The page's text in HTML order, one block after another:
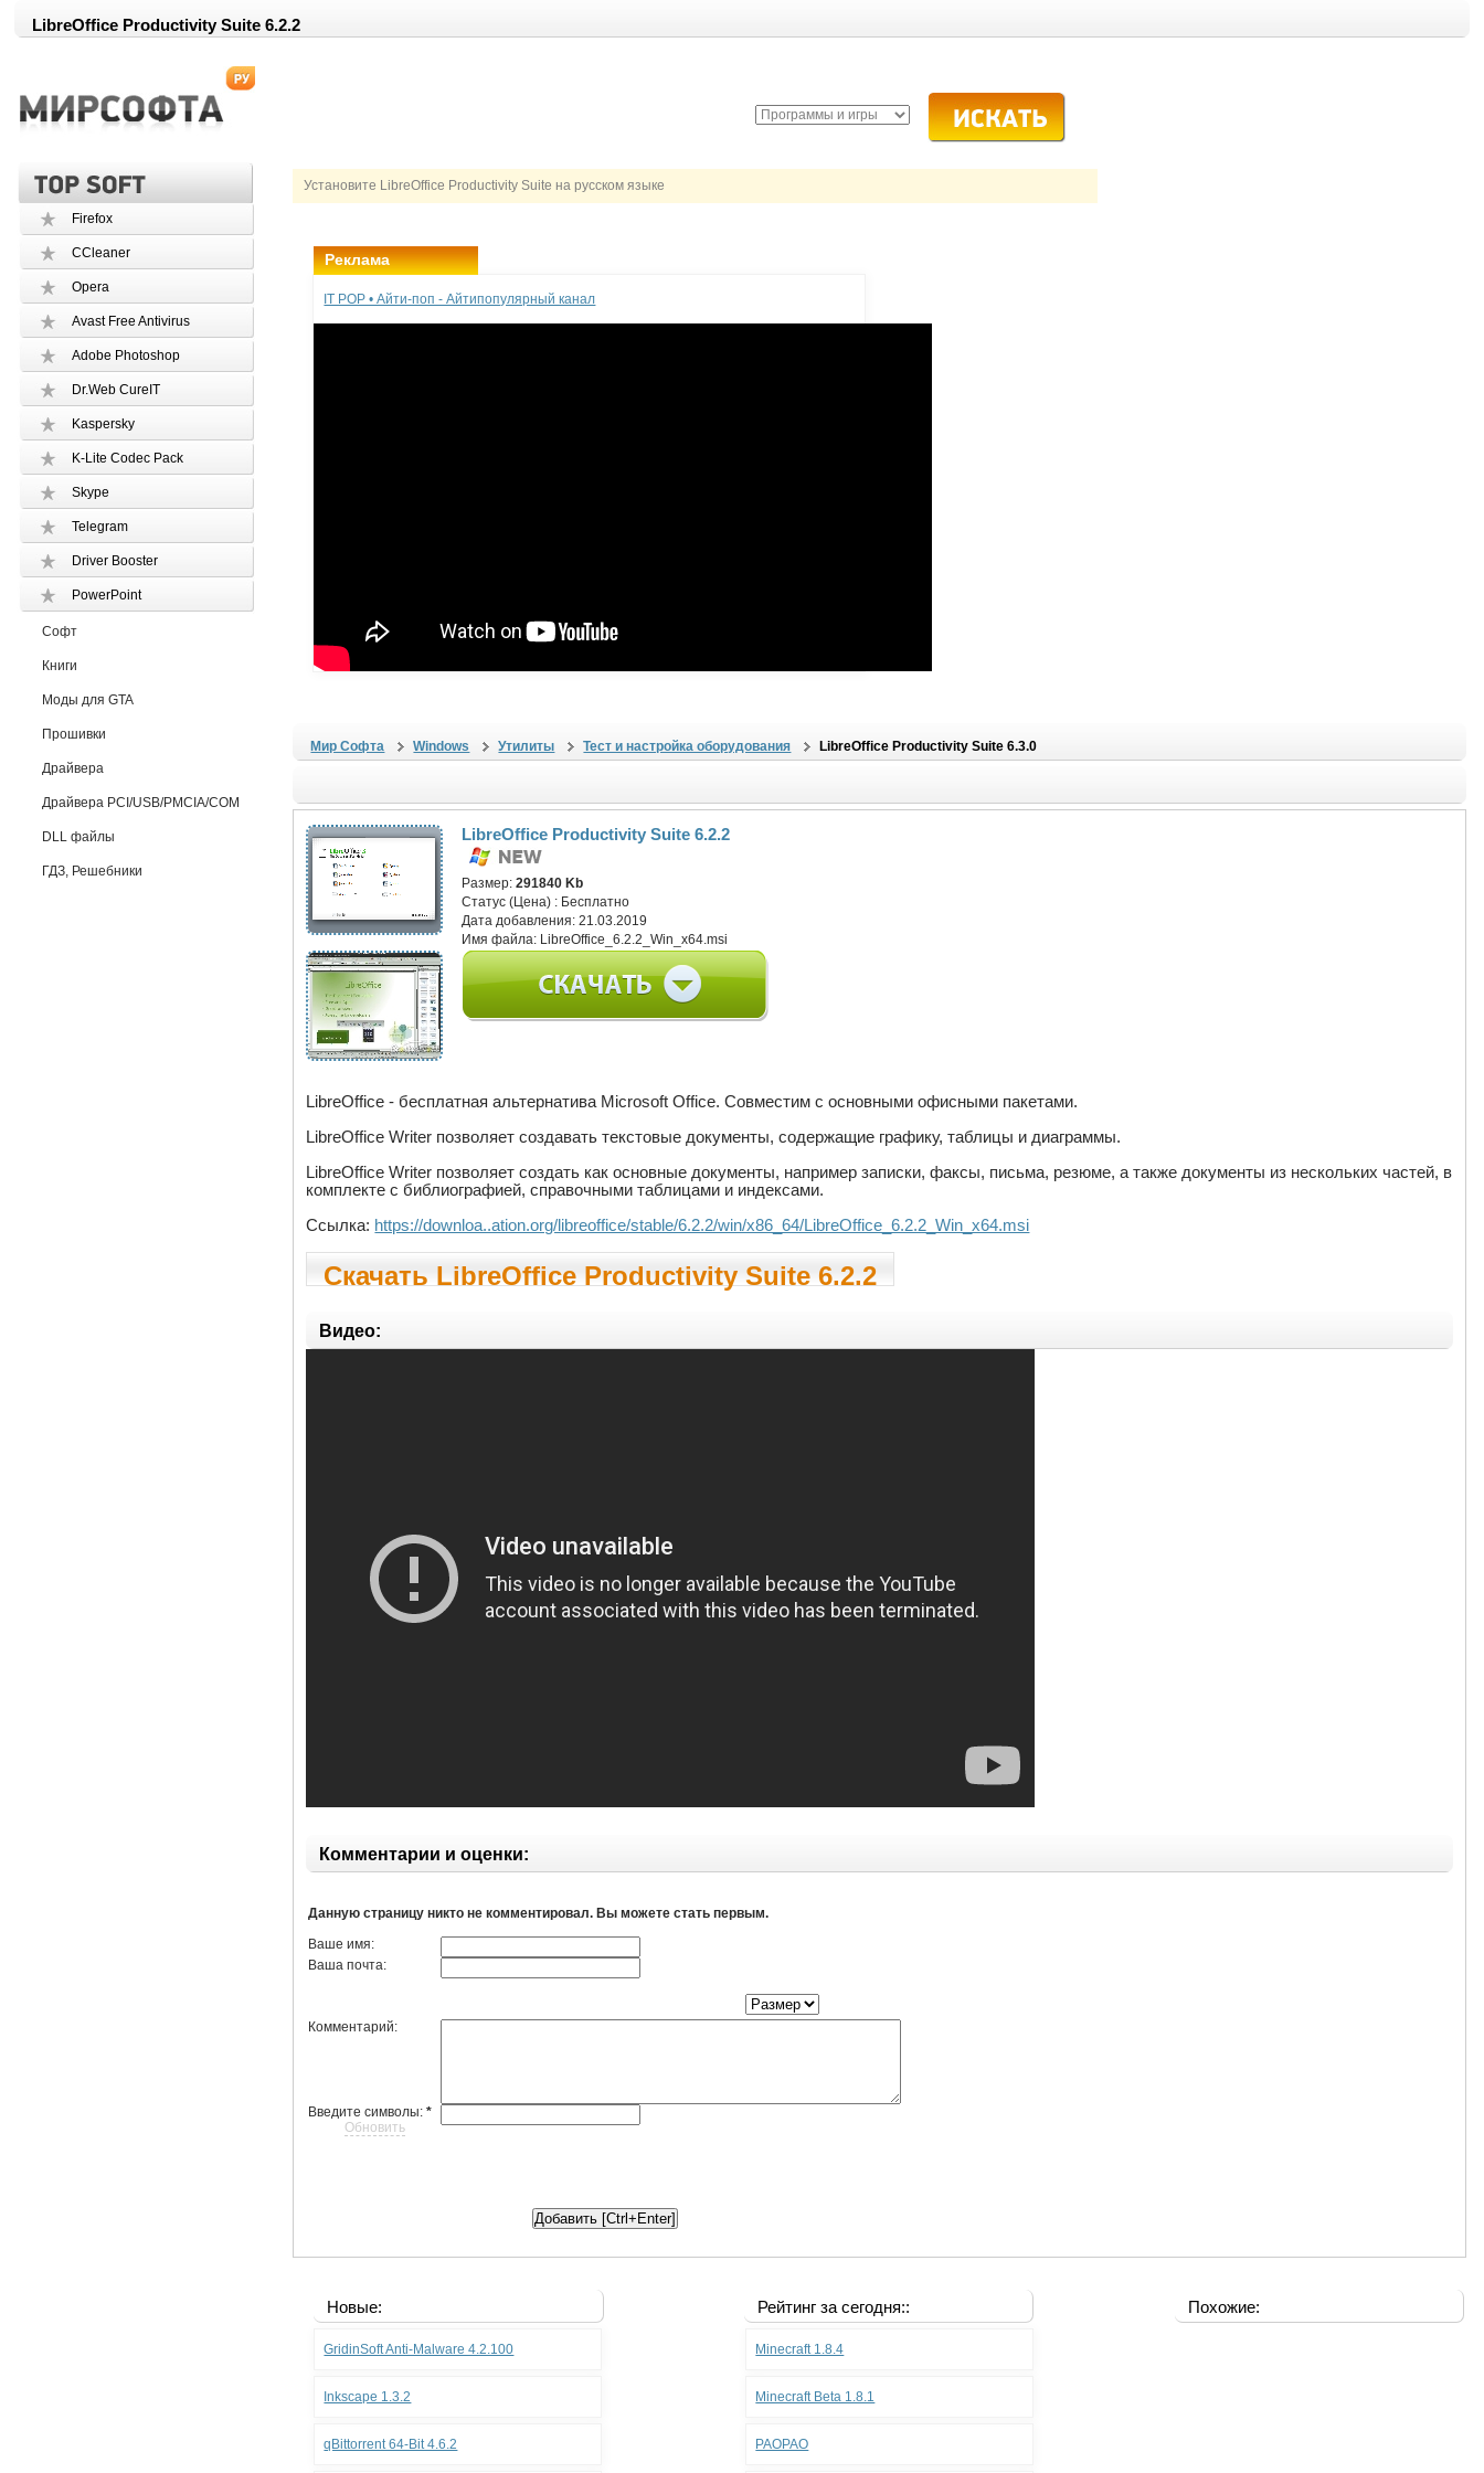
LibreOffice Productivity Suite 6.2.2
Установите LibreOffice Productivity Suite на русском языке
Firefox
CCleaner
Opera
Avast Free Antivirus
Adobe Photoshop
Dr.Web CureIT
Kaspersky
K-Lite Codec Pack
Skype
Telegram
Driver Booster
PowerPoint
Софт
Книги
Моды для GTA
Прошивки
Драйвера
Драйвера PCI/USB/PMCIA/COM
DLL файлы
ГДЗ, Решебники
Реклама
IT POP • Айти-поп - Айтипопулярный канал
Мир Софта Windows Утилиты Тест и настройка оборудования LibreOffice Productivity Suite 6.3.0
LibreOffice Productivity Suite 6.2.2
Размер:291840 Kb
Статус (Цена) : Бесплатно
Дата добавления:21.03.2019
Имя файла: LibreOffice_6.2.2_Win_x64.msi
LibreOffice - бесплатная альтернатива Microsoft Office. Совместим с основными офисными пакетами.
LibreOffice Writer позволяет создавать текстовые документы, содержащие графику, таблицы и диаграммы.
LibreOffice Writer позволяет создать как основные документы, например записки, факсы, письма, резюме, а также документы из нескольких частей, в
комплекте с библиографией, справочными таблицами и индексами.
Ссылка: https://downloa..ation.org/libreoffice/stable/6.2.2/win/x86_64/LibreOffice_6.2.2_Win_x64.msi
Скачать LibreOffice Productivity Suite 6.2.2
Видео:
Комментарии и оценки:
Данную страницу никто не комментировал. Вы можете стать первым.
Ваше имя:
Ваша почта:
Комментарий:
Введите символы:*
Обновить
Новые:
GridinSoft Anti-Malware 4.2.100
Inkscape 1.3.2
qBittorrent 64-Bit 4.6.2
Рейтинг за сегодня::
Minecraft 1.8.4
Minecraft Beta 1.8.1
PAOPAO
Похожие: